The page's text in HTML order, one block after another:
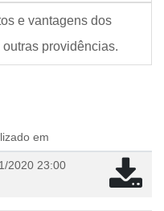
e vantagens dos
providências.
em
2020 23:00